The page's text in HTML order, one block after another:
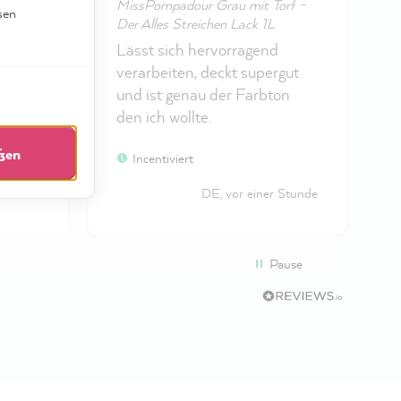
und
MissPompadour Grau mit Torf -
Der Alles Streichen Lack 1L
Lässt sich hervorragend
verarbeiten, deckt supergut
und ist genau der Farbton
den ich wollte.
Incentiviert
DE, vor einer Stunde
Pause